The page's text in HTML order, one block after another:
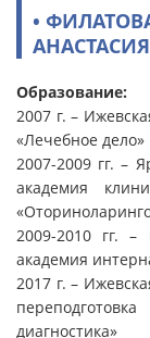
•
Образование:
2007 г. –
«Лечебное дело»
2007-2009 гг. –
академия
2009-2010 гг. –
академия
2017 г. –
диагностика»